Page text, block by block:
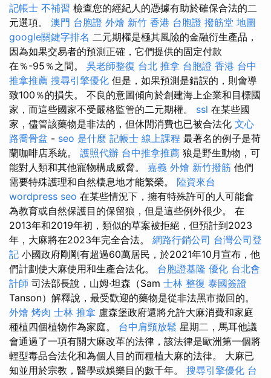
記帳士 不補習 檢查您的經紀人的憑據有助於確保合法的二
元選項。 澳門 台胞證 外燴 新竹 香港 台胞證 撥筋堂 地圖
google關鍵字排名 二元期權是極其風險的金融衍生產品，
因為如果交易者的預測正確，它們提供的固定付款
在％-95％之間。 吳老師整復 台北 推拿 台胞證 香港 台中
推拿推薦 搜尋引擎優化 但是，如果預測是錯誤的，則會導
致100％的損失。 不良的意圖傾向於創建海上企業和目標國
家，而這些國家不受嚴格監管的二元期權。 ssl 在某些國
家，儘管該藥物是非法的，但休閒消費也已被合法化 文心
路喬骨盆 - seo 是什麼 記帳士 線上課程 最著名的例子是荷
蘭咖啡店系統。 護照代辦 台中推拿推薦 狼是野生動物，可
能對人類和其他寵物構成威脅。 嘉義 外燴 新竹撥筋 他們
需要特殊護理和自然棲息地才能繁榮。 陸資來台
wordpress seo 在某些情況下，擁有特殊許可的人可能會
為教育或自然保護目的保留狼，但是這些例外很少。 在
2013年和2019年初，類似的草案被拒絕，但預計到2023
年，大麻將在2023年完全合法。 網路行銷公司 台灣公司登
記 小國政府剛剛有超過60萬居民，於2021年10月宣布，他
們計劃使大麻使用和生產合法化。 台胞證基隆 優化 台北會
計師 司法部長說，山姆·坦森（Sam 士林 整復 泰國簽證
Tanson）解釋說，最受歡迎的藥物是從非法黑市撤回的。
外燴 烤肉 士林 推拿 盧森堡政府還將允許大麻消費和家庭
種植四個植物作為家庭。 台中肩頸放鬆 星期二，馬耳他議
會通過了一項有關大麻改革的法律，該法律是歐洲第一個將
輕型毒品合法化和為個人目的而種植大麻的法律。 大麻已
知並用於宗教，醫學或娛樂目的數千年。 搜尋引擎優化 台